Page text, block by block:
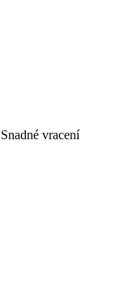
Snadné vracení